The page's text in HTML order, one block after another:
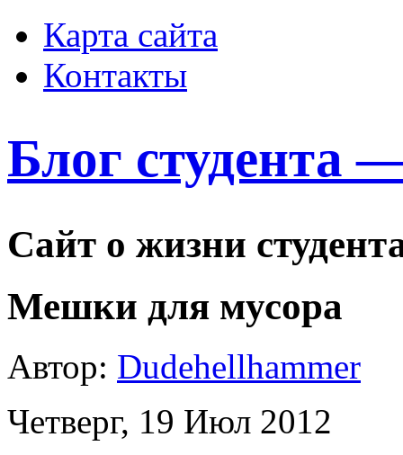
Карта сайта
Контакты
Блог студента
Сайт о жизни
Мешки для мусора
Автор: Dudehellhammer
Четверг, 19 Июл 2012